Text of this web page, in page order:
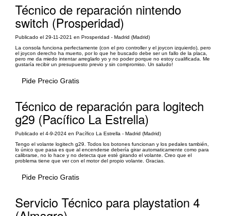
Técnico de reparación nintendo
switch (Prosperidad)
Publicado el 29-11-2021 en Prosperidad - Madrid (Madrid)
La consola funciona perfectamente (con el pro controller y el joycon izquierdo), pero
el joycon derecho ha muerto, por lo que he buscado debe ser un fallo de la placa,
pero me da miedo intentar arreglarlo yo y no poder porque no estoy cualificada. Me
gustaría recibir un presupuesto previo y sin compromiso. Un saludo!
Pide Precio Gratis
Técnico de reparación para logitech
g29 (Pacífico La Estrella)
Publicado el 4-9-2024 en Pacífico La Estrella - Madrid (Madrid)
Tengo el volante logitech g29. Todos los botones funcionan y los pedales también,
lo único que pasa es que al encenderse debería girar automaticamente como para
calibrarse, no lo hace y no detecta que esté girando el volante. Creo que el
problema tiene que ver con el motor del propio volante. Gracias.
Pide Precio Gratis
Servicio Técnico para playstation 4